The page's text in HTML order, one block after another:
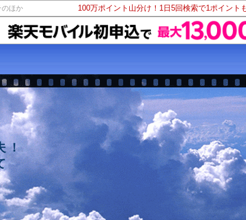
のほか 100万ポイント山分け！1日5回検索で1ポイント
も大丈夫！ すべ